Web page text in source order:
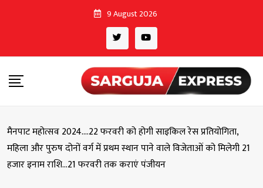
9 August 2026
मैनपाट महोत्सव 2024….22 फरवरी को होगी साइकिल रेस प्रतियोगिता,
महिला और पुरुष दोनों वर्ग में प्रथम स्थान पाने वाले विजेताओं को मिलेगी 21
हजार इनाम राशि…21 फरवरी तक कराएं पंजीयन